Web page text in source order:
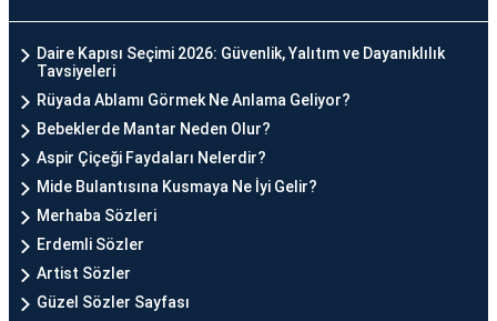
Daire Kapısı Seçimi 2026: Güvenlik, Yalıtım ve Dayanıklılık
Tavsiyeleri
Rüyada Ablamı Görmek Ne Anlama Geliyor?
Bebeklerde Mantar Neden Olur?
Aspir Çiçeği Faydaları Nelerdir?
Mide Bulantısına Kusmaya Ne İyi Gelir?
Merhaba Sözleri
Erdemli Sözler
Artist Sözler
Güzel Sözler Sayfası